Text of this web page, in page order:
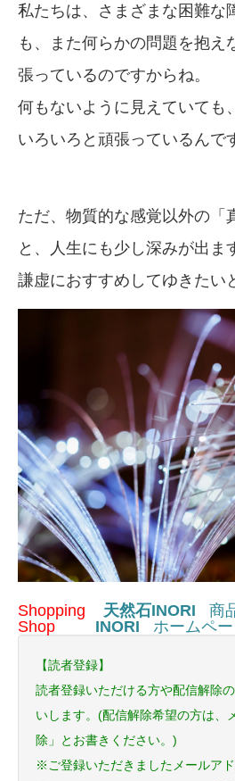
私たちは、さまざまな困難な
も、また何らかの問題を抱え
張っているのですからね。
何もないように見えていても
いろいろと頑張っているんで
ただ、物質的な感覚以外の「
と、人生にも少し深みが出ま
謙虚におすすめしてゆきたい
Shopping 天然石INORI 商
Shop
INORI ホームペー
【読者登録】
読者登録いただける方や配信解除
いします。(配信解除希望の方は、
除」とお書きください。)
※ご登録いただきましたメールア